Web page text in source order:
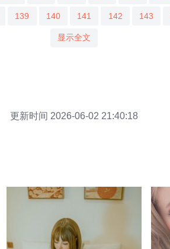
139 140 141 142 143
显示全文
更新时间 2026-06-02 21:40:18